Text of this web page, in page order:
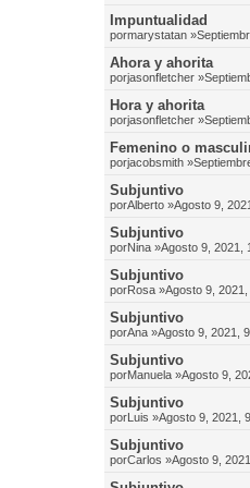
Impuntualidad
pormarystatan
Ahora y ahorita
porjasonfletcher
Hora y ahorita
porjasonfletcher
Femenino o
porjacobsmith
Subjuntivo
porAlberto »Agosto 9,
Subjuntivo
porNina »Agosto 9, 2021,
Subjuntivo
porRosa »Agosto 9,
Subjuntivo
porAna »Agosto 9, 2021,
Subjuntivo
porManuela »Agosto 9,
Subjuntivo
porLuis »Agosto 9, 2021,
Subjuntivo
porCarlos »Agosto 9,